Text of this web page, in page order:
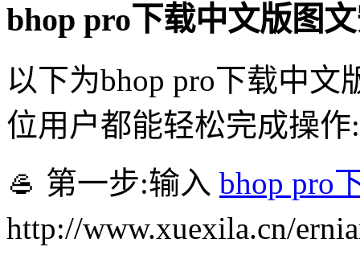
bhop pro下载中文版图
以下为bhop pro下载中
位用户都能轻松完成操作:
🥌 第一步:输入 bhop pro
http://www.xuexila.cn/